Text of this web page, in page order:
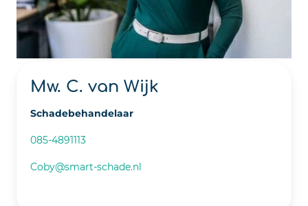
Mw. C. van Wijk
Schadebehandelaar
085-4891113
Coby@smart-schade.nl